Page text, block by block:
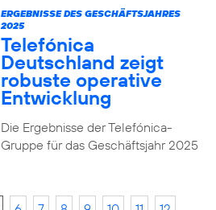
ERGEBNISSE DES GESCHÄFTSJAHRES
2025
Telefónica
Deutschland zeigt
robuste operative
Entwicklung
Die Ergebnisse der Telefónica-
Gruppe für das Geschäftsjahr 2025